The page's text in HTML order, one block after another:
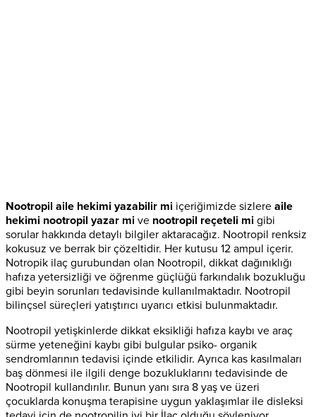
Nootropil aile hekimi yazabilir mi içeriğimizde sizlere aile
hekimi nootropil yazar mi ve nootropil reçeteli mi gibi
sorular hakkında detaylı bilgiler aktaracağız. Nootropil renksiz
kokusuz ve berrak bir çözeltidir. Her kutusu 12 ampul içerir.
Notropik ilaç gurubundan olan Nootropil, dikkat dağınıklığı
hafıza yetersizliği ve öğrenme güçlüğü farkındalık bozukluğu
gibi beyin sorunları tedavisinde kullanılmaktadır. Nootropil
bilinçsel süreçleri yatıştırıcı uyarıcı etkisi bulunmaktadır.
Nootropil yetişkinlerde dikkat eksikliği hafıza kaybı ve araç
sürme yeteneğini kaybı gibi bulgular psiko- organik
sendromlarının tedavisi içinde etkilidir. Ayrıca kas kasılmaları
baş dönmesi ile ilgili denge bozukluklarını tedavisinde de
Nootropil kullandırılır. Bunun yanı sıra 8 yaş ve üzeri
çocuklarda konuşma terapisine uygun yaklaşımlar ile disleksi